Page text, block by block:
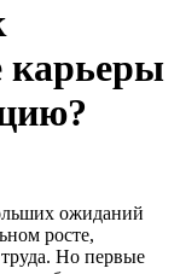
карьеры
ожиданий
росте,
Но первые